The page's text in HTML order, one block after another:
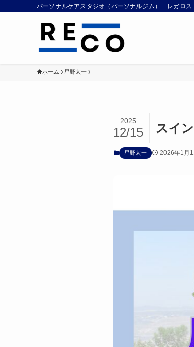
パーソナルケアスタジオ（パーソナルジム） レガロス
ホーム 星野太一
スイ
2025
12/15
星野太一 2026年1月